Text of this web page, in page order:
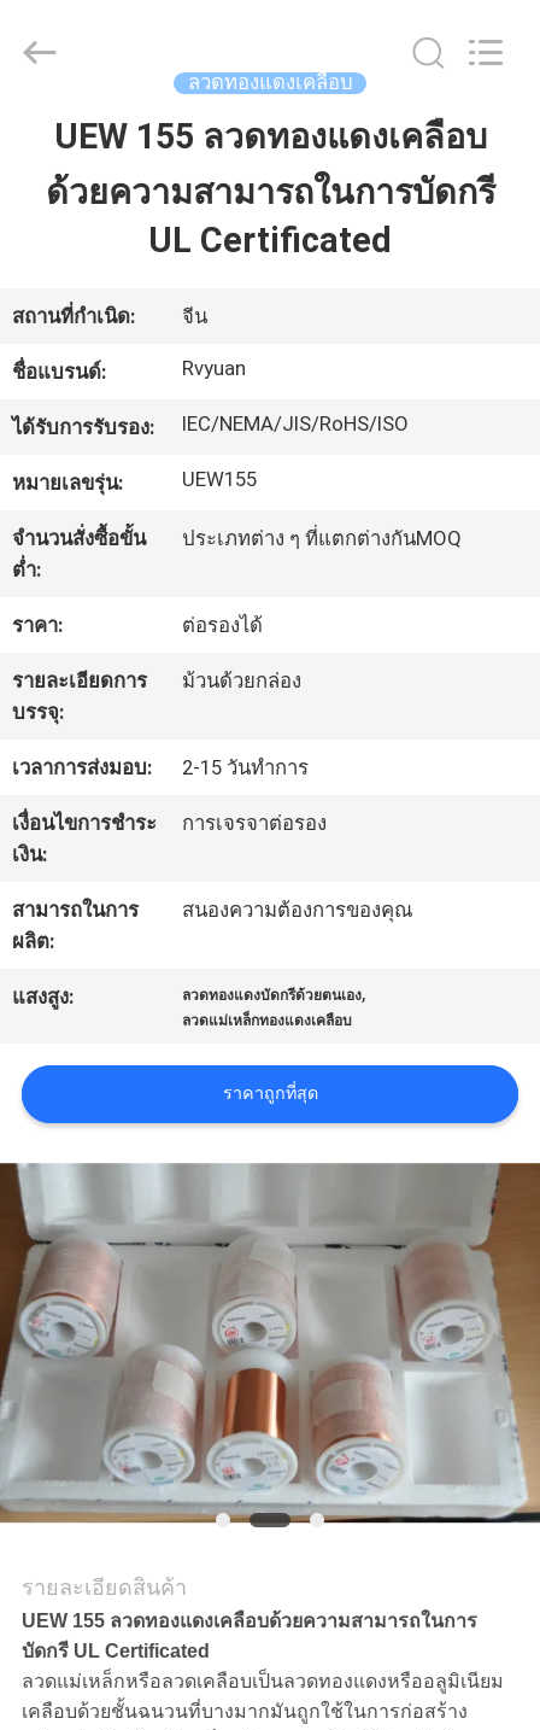
บ้าน
วิดีโอ
เกี่ยว
กับ
เรา
ทัวร์
โรงงาน
ควบคุม
คุณภาพ
ติดต่อ
เรา
อ้าง
แผนผัง
เว็บไซต์
PRIVACY
POLICY
Electric
Material
ลวดทองแดงเคลือบ
UEW 155 ลวดทองแดงเคลือบ
ด้วยความสามารถในการบัดกรี
UL Certificated
สถานที่กำเนิด: จีน
ชื่อแบรนด์: Rvyuan
ได้รับการรับรอง: IEC/NEMA/JIS/RoHS/ISO
หมายเลขรุ่น: UEW155
จำนวนสั่งซื้อขั้น
ต่ำ:
ประเภทต่าง ๆ ที่แตกต่างกันMOQ
ราคา: ต่อรองได้
รายละเอียดการ
บรรจุ:
ม้วนด้วยกล่อง
เวลาการส่งมอบ: 2-15 วันทำการ
เงื่อนไขการชำระ
เงิน:
การเจรจาต่อรอง
สามารถในการ
ผลิต:
สนองความต้องการของคุณ
แสงสูง: ลวดทองแดงบัดกรีด้วยตนเอง,
ลวดแม่เหล็กทองแดงเคลือบ
ราคาถูกที่สุด
รายละเอียดสินค้า
UEW 155 ลวดทองแดงเคลือบด้วยความสามารถในการ
บัดกรี UL Certificated
ลวดแม่เหล็กหรือลวดเคลือบเป็นลวดทองแดงหรืออลูมิเนียม
เคลือบด้วยชั้นฉนวนที่บางมากมันถูกใช้ในการก่อสร้าง